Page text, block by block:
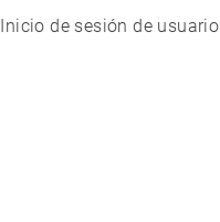
Inicio de sesión de usuario